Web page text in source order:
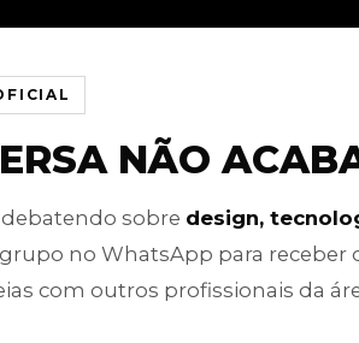
NÃO
sobre design,
no WhatsApp para receber
com outros profissionais da